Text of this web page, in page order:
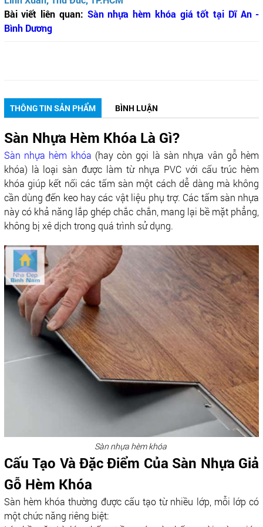
Bài viết liên quan: Sàn nhựa hèm khóa giá tốt tại Dĩ An -
Bình Dương
THÔNG TIN SẢN PHẨM BÌNH LUẬN
Sàn Nhựa Hèm Khóa Là Gì?
Sàn nhựa hèm khóa (hay còn gọi là sàn nhựa vân gỗ hèm
khóa) là loại sàn được làm từ nhựa PVC với cấu trúc hèm
khóa giúp kết nối các tấm sàn một cách dễ dàng mà không
cần dùng đến keo hay các vật liệu phụ trợ. Các tấm sàn nhựa
này có khả năng lắp ghép chắc chắn, mang lại bề mặt phẳng,
không bị xê dịch trong quá trình sử dụng.
Sàn nhựa hèm khóa
Cấu Tạo Và Đặc Điểm Của Sàn Nhựa Giả
Gỗ Hèm Khóa
Sàn hèm khóa thường được cấu tạo từ nhiều lớp, mỗi lớp có
một chức năng riêng biệt: